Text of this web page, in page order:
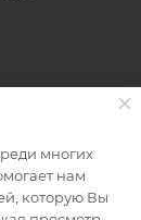
многих
нам
которую Вы